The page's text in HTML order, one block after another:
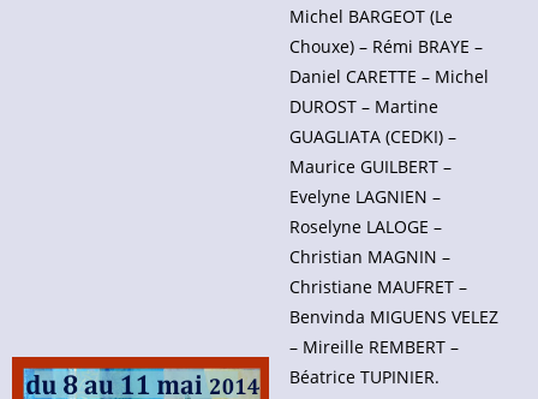
Michel BARGEOT (Le
Chouxe) – Rémi BRAYE –
Daniel CARETTE – Michel
DUROST – Martine
GUAGLIATA (CEDKI) –
Maurice GUILBERT –
Evelyne LAGNIEN –
Roselyne LALOGE –
Christian MAGNIN –
Christiane MAUFRET –
Benvinda MIGUENS VELEZ
– Mireille REMBERT –
Béatrice TUPINIER.